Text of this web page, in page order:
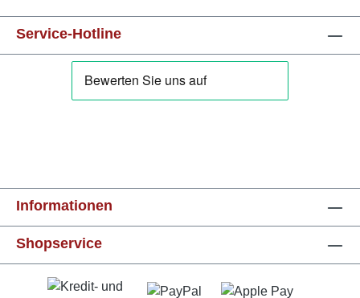
Service-Hotline
Informationen
Shopservice